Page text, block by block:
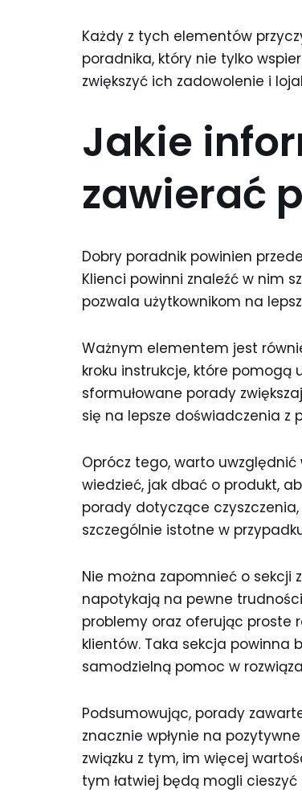
Każdy z tych elementów
poradnika, który nie tylko
zwiększyć ich zadowolenie i
Jakie
zawierać
Dobry poradnik powinien
Klienci powinni znaleźć w nim
pozwala użytkownikom na
Ważnym elementem jest
kroku instrukcje, które pomogą
sformułowane porady
się na lepsze doświadczenia z
Oprócz tego, warto uwzględnić
wiedzieć, jak dbać o produkt,
porady dotyczące
szczególnie istotne w
Nie można zapomnieć o sekcji z
napotykają na pewne
problemy oraz oferując proste
klientów. Taka sekcja powinna
samodzielną pomoc w
Podsumowując, porady
znacznie wpłynie na
związku z tym, im więcej
tym łatwiej będą mogli